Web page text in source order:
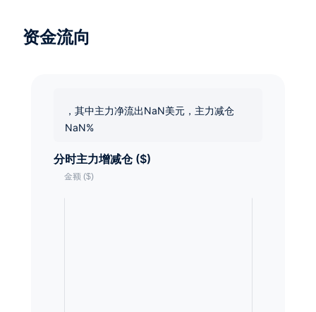
资金流向
，其中主力净流出NaN美元，主力减仓
NaN%
分时主力增减仓 ($)